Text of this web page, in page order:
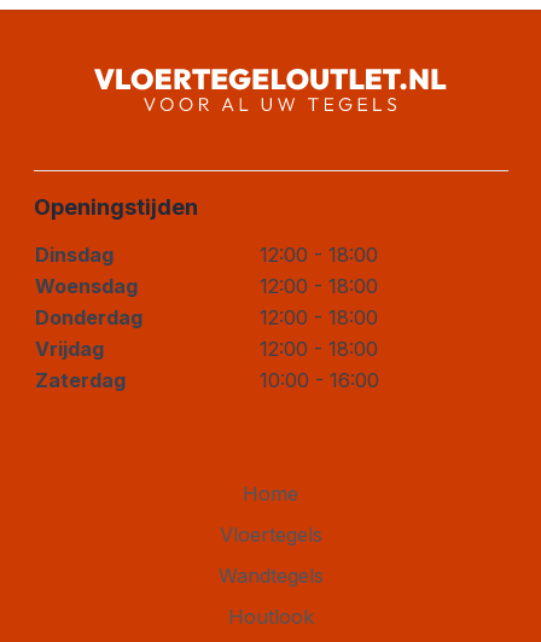
Openingstijden
Dinsdag
12:00 - 18:00
Woensdag
12:00 - 18:00
Donderdag
12:00 - 18:00
Vrijdag
12:00 - 18:00
Zaterdag
10:00 - 16:00
Home
Vloertegels
Wandtegels
Houtlook